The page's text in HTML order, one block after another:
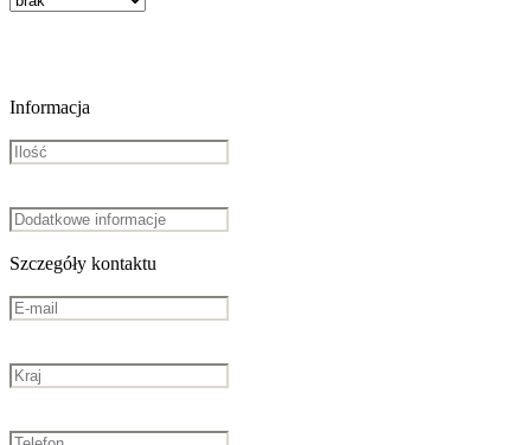
Informacja
Szczegóły kontaktu